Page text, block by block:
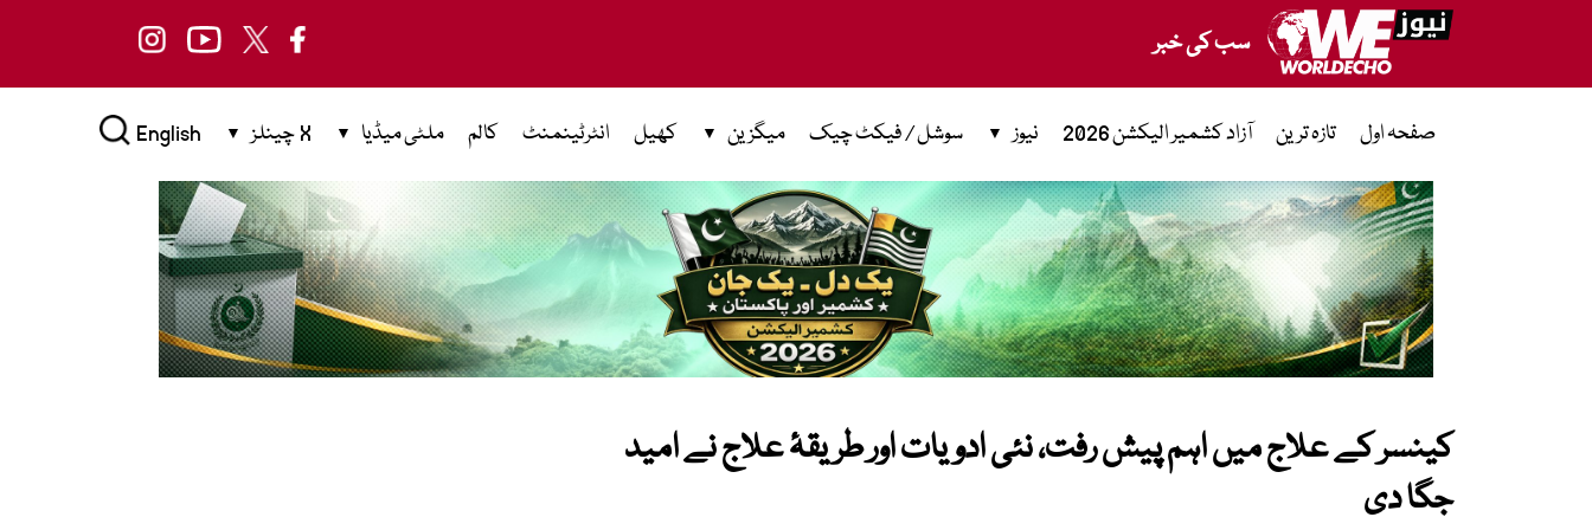
سب کی خبر
صفحہ اول تازہ ترین آزاد کشمیر الیکشن 2026 نیوز سوشل / فیکٹ چیک میگزین کھیل انٹرٹینمنٹ کالم ملٹی میڈیا X چینلز English
کینسر کے علاج میں اہم پیش رفت، نئی ادویات اور طریقۂ علاج نے امید
جگا دی